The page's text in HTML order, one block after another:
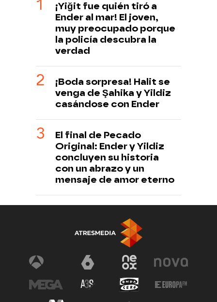
¡Yiğit fue quién tiró a
Ender al mar! El joven,
muy preocupado porque
la policía descubra la
verdad
¡Boda sorpresa! Halit se
venga de Şahika y Yildiz
casándose con Ender
El final de Pecado
Original: Ender y Yildiz
concluyen su historia
con un abrazo y un
mensaje de amor eterno